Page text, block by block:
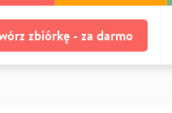
zbiórkę - za darmo